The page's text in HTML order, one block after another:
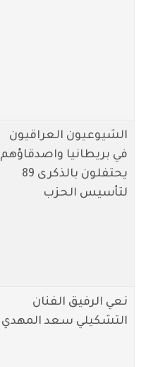
الشيوعيون العراقيون
في بريطانيا واصدقاؤهم
يحتفلون بالذكرى 89
لتأسيس الحزب
نعي الرفيق الفنان
التشكيلي سعد المهدي